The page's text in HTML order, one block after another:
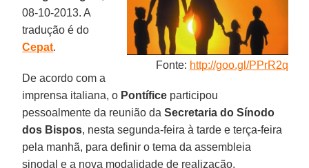
Fonte: http://goo.gl/PPrR2q
08-10-2013. A
tradução é do
Cepat.
De acordo com a
imprensa italiana, o Pontífice participou
pessoalmente da reunião daSecretaria do Sínodo
dos Bispos, nesta segunda-feira à tarde e terça-feira
pela manhã, para definir o tema da assembleia
sinodal e a nova modalidade de realização.